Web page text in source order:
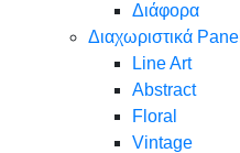
Διάφορα
Διαχωριστικά Panel
Line Art
Abstract
Floral
Vintage